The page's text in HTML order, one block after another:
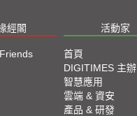
經閣 活動家
首頁
DIGITIMES 主辦
智慧應用
雲端 & 資安
產品 & 研發